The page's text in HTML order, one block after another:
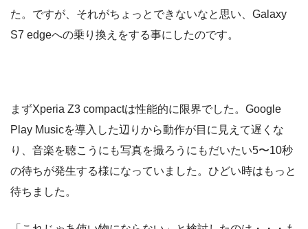
た。ですが、それがちょっとできないなと思い、Galaxy
S7 edgeへの乗り換えをする事にしたのです。
まずXperia Z3 compactは性能的に限界でした。Google
Play Musicを導入した辺りから動作が目に見えて遅くな
り、音楽を聴こうにも写真を撮ろうにもだいたい5〜10秒
の待ちが発生する様になっていました。ひどい時はもっと
待ちました。